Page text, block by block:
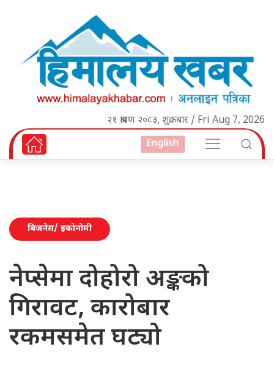
२१ श्रावण २०८३, शुक्रबार / Fri Aug 7, 2026
English
बिजनेस/ इकोनोमी
नेप्सेमा दोहोरो अङ्कको
गिरावट, कारोबार
रकमसमेत घट्यो